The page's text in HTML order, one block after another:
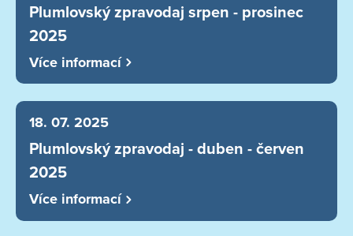
Plumlovský zpravodaj srpen - prosinec
2025
Více informací
18. 07. 2025
Plumlovský zpravodaj - duben - červen
2025
Více informací